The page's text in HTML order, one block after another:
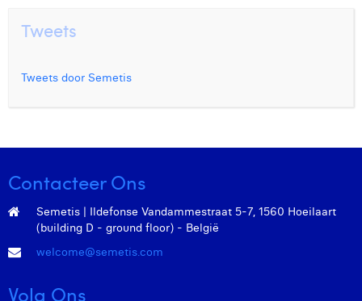
Tweets
Tweets door Semetis
Contacteer Ons
Semetis | Ildefonse Vandammestraat 5-7, 1560 Hoeilaart
(building D - ground floor) - België
welcome@semetis.com
Volg Ons